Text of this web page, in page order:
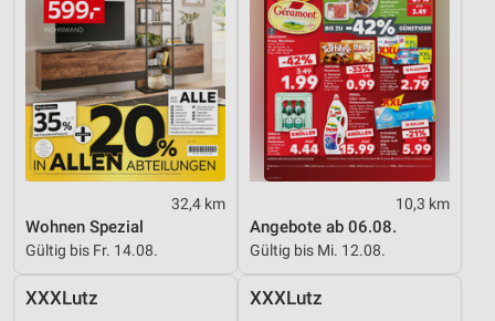
32,4 km
Wohnen Spezial
Gültig bis Fr. 14.08.
10,3 km
Angebote ab 06.08.
Gültig bis Mi. 12.08.
XXXLutz XXXLutz